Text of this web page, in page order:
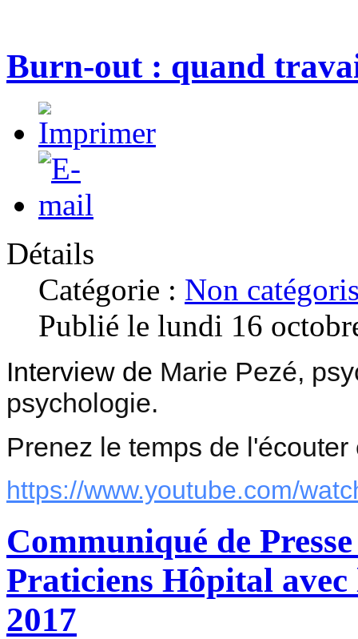
Burn-out : quand
Détails
Catégorie : Non
Publié le lundi 16
Interview de Marie Pezé,
psychologie.
Prenez le temps de l'écouter
https://www.youtube.com/
Communiqué de
Praticiens Hôpital
2017